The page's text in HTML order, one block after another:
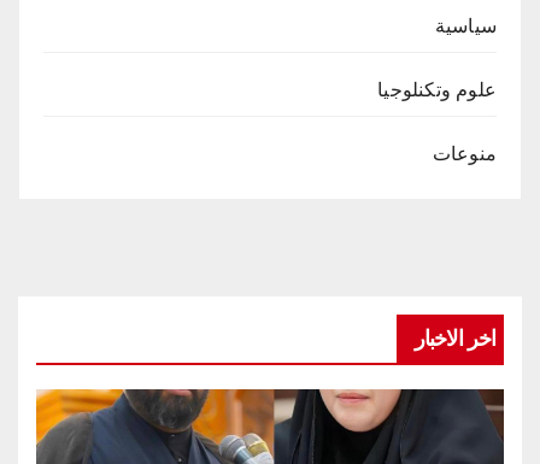
سياسية
علوم وتكنلوجيا
منوعات
اخر الاخبار